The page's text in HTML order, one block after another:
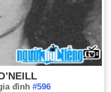
đình #596